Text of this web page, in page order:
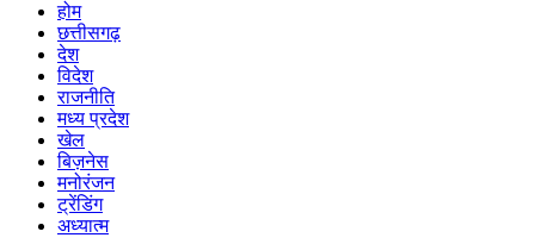
होम
छत्तीसगढ़
देश
विदेश
राजनीति
मध्य प्रदेश
खेल
बिज़नेस
मनोरंजन
ट्रेंडिंग
अध्यात्म